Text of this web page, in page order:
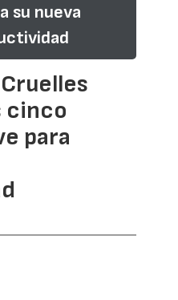
su nueva
cinco
para